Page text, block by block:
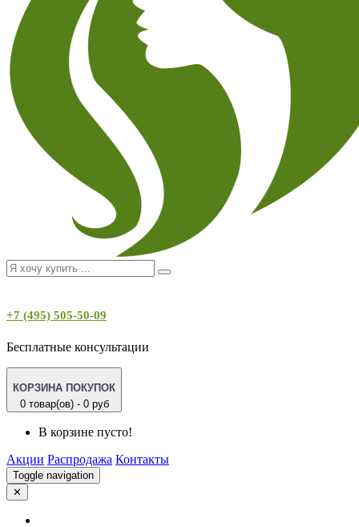
+7 (495) 505-50-09
Бесплатные консультации
КОРЗИНА ПОКУПОК
0 товар(ов) - 0 руб
В корзине пусто!
Акции Распродажа Контакты
Toggle navigation
✕